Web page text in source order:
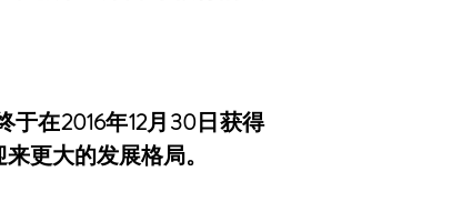
在2016年12月30日获得
更大的发展格局。